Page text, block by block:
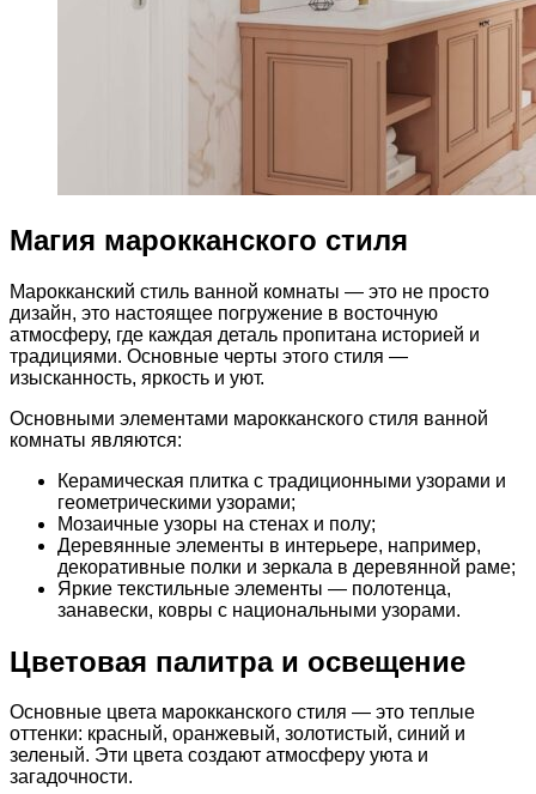
Магия марокканского стиля
Марокканский стиль ванной комнаты — это не просто
дизайн, это настоящее погружение в восточную
атмосферу, где каждая деталь пропитана историей и
традициями. Основные черты этого стиля —
изысканность, яркость и уют.
Основными элементами марокканского стиля ванной
комнаты являются:
Керамическая плитка с традиционными узорами и
геометрическими узорами;
Мозаичные узоры на стенах и полу;
Деревянные элементы в интерьере, например,
декоративные полки и зеркала в деревянной раме;
Яркие текстильные элементы — полотенца,
занавески, ковры с национальными узорами.
Цветовая палитра и освещение
Основные цвета марокканского стиля — это теплые
оттенки: красный, оранжевый, золотистый, синий и
зеленый. Эти цвета создают атмосферу уюта и
загадочности.